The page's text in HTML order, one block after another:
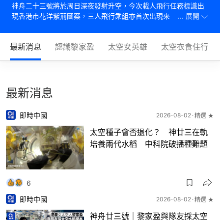
神舟二十三號將於周日深夜發射升空，今次載人飛行任務標識出
現香港市花洋紫荊圖案，三人飛行乘組亦首次出現來自香港的航
... 展開
最新消息 認識黎家盈 太空女英雄 太空衣食住行
最新消息
即時中國 2026-08-02 精選 ★
太空種子會否退化？ 神廿三在軌
培養兩代水稻 中科院破播種難題
6
即時中國
2026-08-02 精選 ★
神舟廿三號｜黎家盈與隊友採太空